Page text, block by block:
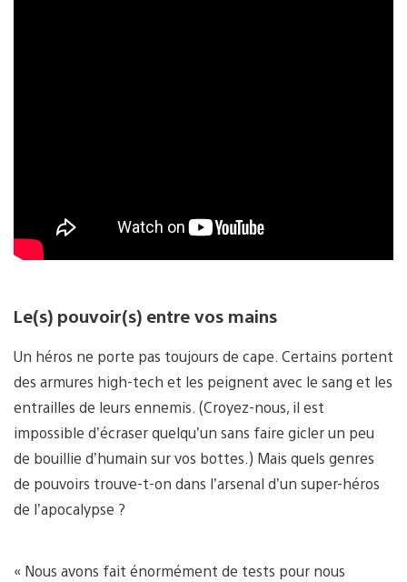
Le(s) pouvoir(s) entre vos mains
Un héros ne porte pas toujours de cape. Certains portent
des armures high-tech et les peignent avec le sang et les
entrailles de leurs ennemis. (Croyez-nous, il est
impossible d’écraser quelqu’un sans faire gicler un peu
de bouillie d’humain sur vos bottes.) Mais quels genres
de pouvoirs trouve-t-on dans l’arsenal d’un super-héros
de l’apocalypse ?
« Nous avons fait énormément de tests pour nous